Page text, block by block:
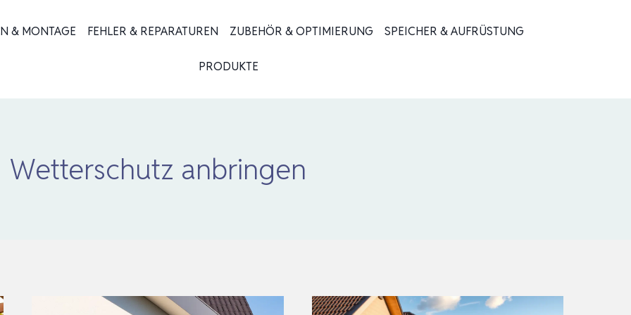
& MONTAGE FEHLER & REPARATUREN ZUBEHÖR & OPTIMIERUNG SPEICHER & AUFRÜSTUNG
PRODUKTE
Wetterschutz anbringen